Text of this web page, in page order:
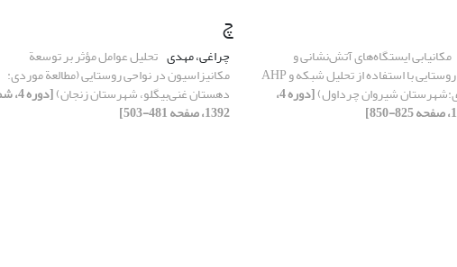
مکانیابی ایستگاه‌های آتش‌نشانی و
خدمات ایمنی روستایی با استفاده از تحلیل شبکه و AHP
شیروان چرداول) [دوره 4،
چ
چراغی، مهدی تحلیل عوامل مؤثر بر توسعة
مکانیزاسیون در نواحی روستایی (مطالعة موردی:
دهستان غنی‌بیگلو، شهرستان زنجان)
1392، صفحه 481-503]